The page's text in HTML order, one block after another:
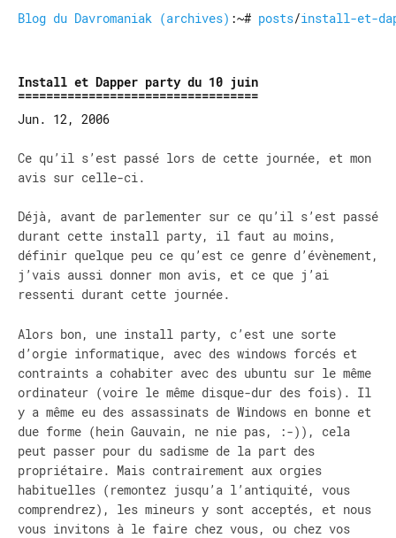
Blog du Davromaniak (archives) :~# posts/install-et-
Install et Dapper party du 10 juin
Jun. 12, 2006
Ce qu’il s’est passé lors de cette journée, et mon
avis sur celle-ci.
Déjà, avant de parlementer sur ce qu’il s’est passé
durant cette install party, il faut au moins,
définir quelque peu ce qu’est ce genre d’évènement,
j’vais aussi donner mon avis, et ce que j’ai
ressenti durant cette journée.
Alors bon, une install party, c’est une sorte
d’orgie informatique, avec des windows forcés et
contraints a cohabiter avec des ubuntu sur le même
ordinateur (voire le même disque-dur des fois). Il
y a même eu des assassinats de Windows en bonne et
due forme (hein Gauvain, ne nie pas, :-)), cela
peut passer pour du sadisme de la part des
propriétaire. Mais contrairement aux orgies
habituelles (remontez jusqu’a l’antiquité, vous
comprendrez), les mineurs y sont acceptés, et nous
vous invitons à le faire chez vous, ou chez vos